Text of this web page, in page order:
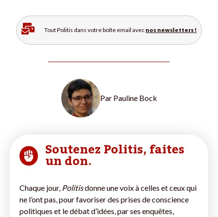
Tout Politis dans votre boîte email avec nos newsletters !
Par Pauline Bock
Soutenez Politis, faites
un don.
Chaque jour, Politisdonne une voix à celles et ceux qui
ne l’ont pas, pour favoriser des prises de conscience
politiques et le débat d’idées, par ses enquêtes,